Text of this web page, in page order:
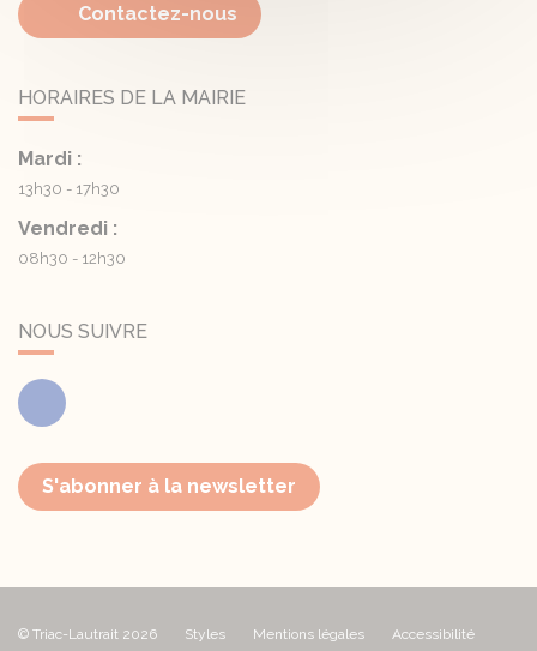
Contactez-nous
HORAIRES DE LA MAIRIE
Mardi :
13h30 - 17h30
Vendredi :
08h30 - 12h30
NOUS SUIVRE
Facebook
S'abonner à la newsletter
© Triac-Lautrait 2026 Styles Mentions légales Accessibilité